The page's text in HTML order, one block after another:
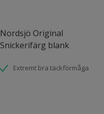
Nordsjö Original
Snickerifärg blank
Extremt bra täckförmåga